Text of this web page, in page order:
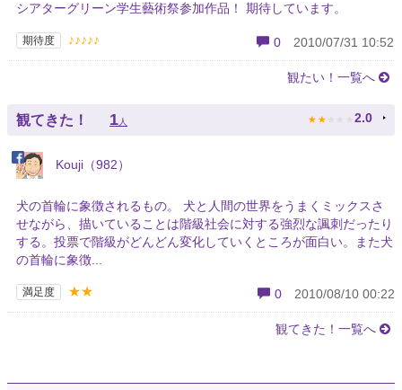
シアターグリーン学生藝術祭参加作品！ 期待しています。
期待度 ♪♪♪♪♪ 0 2010/07/31 10:52
観たい！一覧へ
観てきた！ 1 人 ★ ★ ★ ★ ★ 2.0
Kouji（982）
犬の首輪に象徴されるもの。 犬と人間の世界をうまくミックスさ
せながら、描いていることは階級社会に対する強烈な諷刺だったり
する。投票で階級がどんどん変化していくところが面白い。また犬
の首輪に象徴...
満足度 ★★ 0 2010/08/10 00:22
観てきた！一覧へ